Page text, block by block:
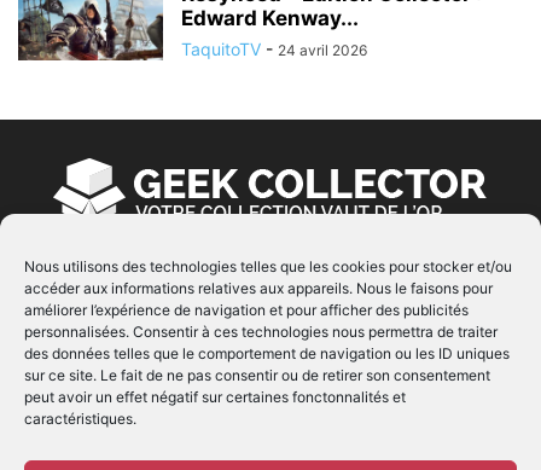
Nous utilisons des technologies telles que les cookies pour stocker et/ou
accéder aux informations relatives aux appareils. Nous le faisons pour
améliorer l’expérience de navigation et pour afficher des publicités
personnalisées. Consentir à ces technologies nous permettra de traiter
des données telles que le comportement de navigation ou les ID uniques
sur ce site. Le fait de ne pas consentir ou de retirer son consentement
peut avoir un effet négatif sur certaines fonctonnalités et
caractéristiques.
Edward Kenway...
TaquitoTV - 24 avril 2026
À PROPOS
© Copyright 2022 | Produit parEIMAI| Tous Droits
Réservés